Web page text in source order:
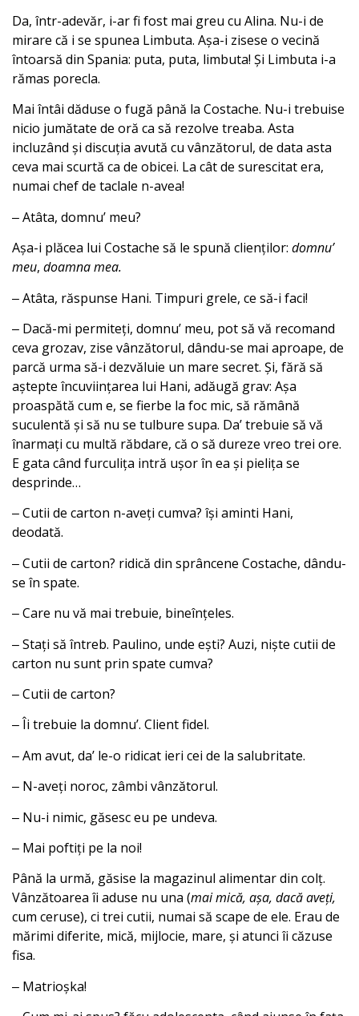
Da, într-adevăr, i-ar fi fost mai greu cu Alina. Nu-i de
mirare că i se spunea Limbuta. Așa-i zisese o vecină
întoarsă din Spania: puta, puta, limbuta! Și Limbuta i-a
rămas porecla.
Mai întâi dăduse o fugă până la Costache. Nu-i trebuise
nicio jumătate de oră ca să rezolve treaba. Asta
incluzând și discuția avută cu vânzătorul, de data asta
ceva mai scurtă ca de obicei. La cât de surescitat era,
numai chef de taclale n-avea!
‒ Atâta, domnuʼ meu?
Așa-i plăcea lui Costache să le spună clienților: domnuʼ
meu, doamna mea.
‒ Atâta, răspunse Hani. Timpuri grele, ce să-i faci!
‒ Dacă-mi permiteți, domnuʼ meu, pot să vă recomand
ceva grozav, zise vânzătorul, dându-se mai aproape, de
parcă urma să-i dezvăluie un mare secret. Și, fără să
aștepte încuviințarea lui Hani, adăugă grav: Așa
proaspătă cum e, se fierbe la foc mic, să rămână
suculentă și să nu se tulbure supa. Daʼ trebuie să vă
înarmați cu multă răbdare, că o să dureze vreo trei ore.
E gata când furculița intră ușor în ea și pielița se
desprinde…
‒ Cutii de carton n-aveți cumva? își aminti Hani,
deodată.
‒ Cutii de carton? ridică din sprâncene Costache, dându-
se în spate.
‒ Care nu vă mai trebuie, bineînțeles.
‒ Stați să întreb. Paulino, unde ești? Auzi, niște cutii de
carton nu sunt prin spate cumva?
‒ Cutii de carton?
‒ Îi trebuie la domnuʼ. Client fidel.
‒ Am avut, daʼ le-o ridicat ieri cei de la salubritate.
‒ N-aveți noroc, zâmbi vânzătorul.
‒ Nu-i nimic, găsesc eu pe undeva.
‒ Mai poftiți pe la noi!
Până la urmă, găsise la magazinul alimentar din colț.
Vânzătoarea îi aduse nu una (mai mică, așa, dacă aveți,
cum ceruse), ci trei cutii, numai să scape de ele. Erau de
mărimi diferite, mică, mijlocie, mare, și atunci îi căzuse
fisa.
‒ Matrioșka!